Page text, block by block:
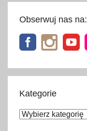
Obserwuj nas na:
Kategorie
Kategorie